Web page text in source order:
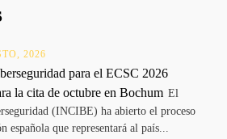
2026
para el ECSC 2026
la cita de octubre en Bochum El
(INCIBE) ha abierto el proceso
española que representará al país...